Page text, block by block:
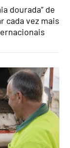
dourada” de
cada vez mais